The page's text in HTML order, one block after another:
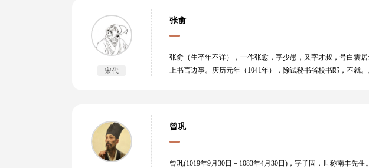
宋代
张俞
张俞（生卒年不详），一作张愈，字少愚，又字才叔，号白雲
上书言边事。庆历元年（1041年），除试秘书省校书郎，不就
曾巩
曾巩(1019年9月30日－1083年4月30日)，字子固，世称南丰先